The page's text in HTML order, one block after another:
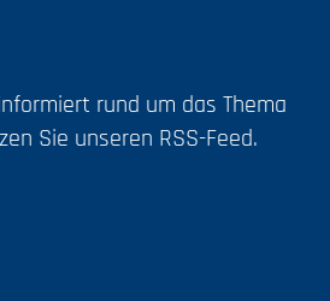
rund um das Thema
Sie unseren RSS-Feed.